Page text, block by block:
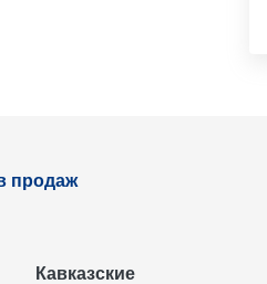
продаж
Кавказские